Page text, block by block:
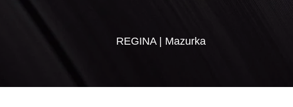
REGINA | Mazurka